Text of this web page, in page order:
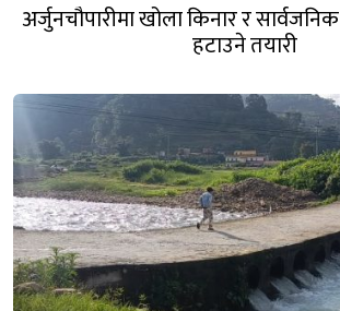
अर्जुनचौपारीमा खोला किनार र
हटाउने तयारी